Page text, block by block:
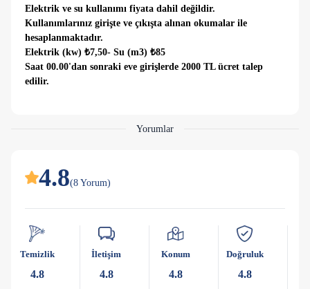
Elektrik ve su kullanımı fiyata dahil değildir.
Kullanımlarınız girişte ve çıkışta alınan okumalar ile
hesaplanmaktadır.
Elektrik (kw) ₺7,50- Su (m3) ₺85
Saat 00.00'dan sonraki eve girişlerde 2000 TL ücret talep
edilir.
yararlanabileceğiniz mangal ya da kurulu barbekü ekipmanı,
makinası, ütü, ütü masası, logolu havlu ve nevresimler, tüm
odalarda klimalar, günlük havuz bakımları sunulan konforlar
Villaya özel olanaklar ise giriş katında açık bir mutfak , oturma
alanı ve wc yer almaktadır. İkinci katta ise çift kişilik
yatakların yer aldığı iki tane yatak odası bulunur. Bu katta
ortak geniş bir banyo alanı mevcuttur. En üst katta ise yine çift
Yorumlar
4.8(8 Yorum)
Temizlik
4.8
İletişim
4.8
Konum
4.8
Doğruluk
4.8